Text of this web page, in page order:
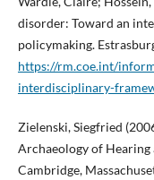
disorder: Toward an
policymaking.
https://rm.coe.int/
interdisciplinary-
Zielenski, Siegfried
Archaeology of Hearing
Cambridge,